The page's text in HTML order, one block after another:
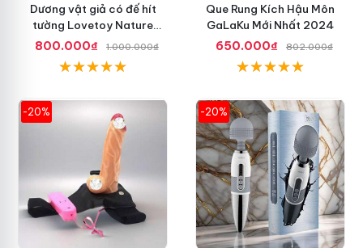
Dương vật giả có đế hít
tường Lovetoy Nature
Cock 7 inch da đen
800.000₫ 1.000.000₫
Que Rung Kích Hậu Môn
GaLaKu Mới Nhất 2024
650.000₫
802.000₫
-20% -20%